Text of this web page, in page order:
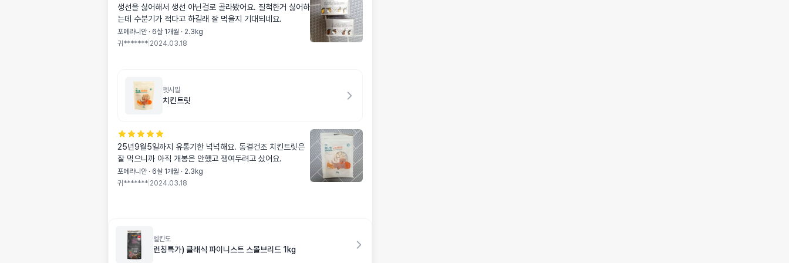
생선을 싫어해서 생선 아닌걸로 골라봤어요. 질척한거 싫어하
는데 수분기가 적다고 하길래 잘 먹을지 기대되네요.
포메라니안 · 6살 1개월 · 2.3kg
귀******* 2024.03.18
펫시밀
치킨트릿
25년9월5일까지 유통기한 넉넉해요. 동결건조 치킨트릿은
잘 먹으니까 아직 개봉은 안했고 쟁여두려고 샀어요.
포메라니안 · 6살 1개월 · 2.3kg
귀******* 2024.03.18
벨칸도
런칭특가) 클래식 파이니스트 스몰브리드 1kg